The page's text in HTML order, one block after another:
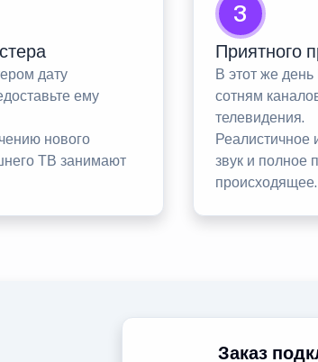
дату
ему
нового
ТВ занимают
3
Приятного
В этот же
сотням
телевидения.
Реалистичное
звук и полное
происходящее.
Заказ